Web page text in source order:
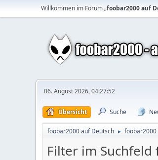
Willkommen im Forum „foobar2000 auf
06. August 2026, 04:27:52
Übersicht Suche
foobar2000 auf Deutsch ► foobar2000
Filter im